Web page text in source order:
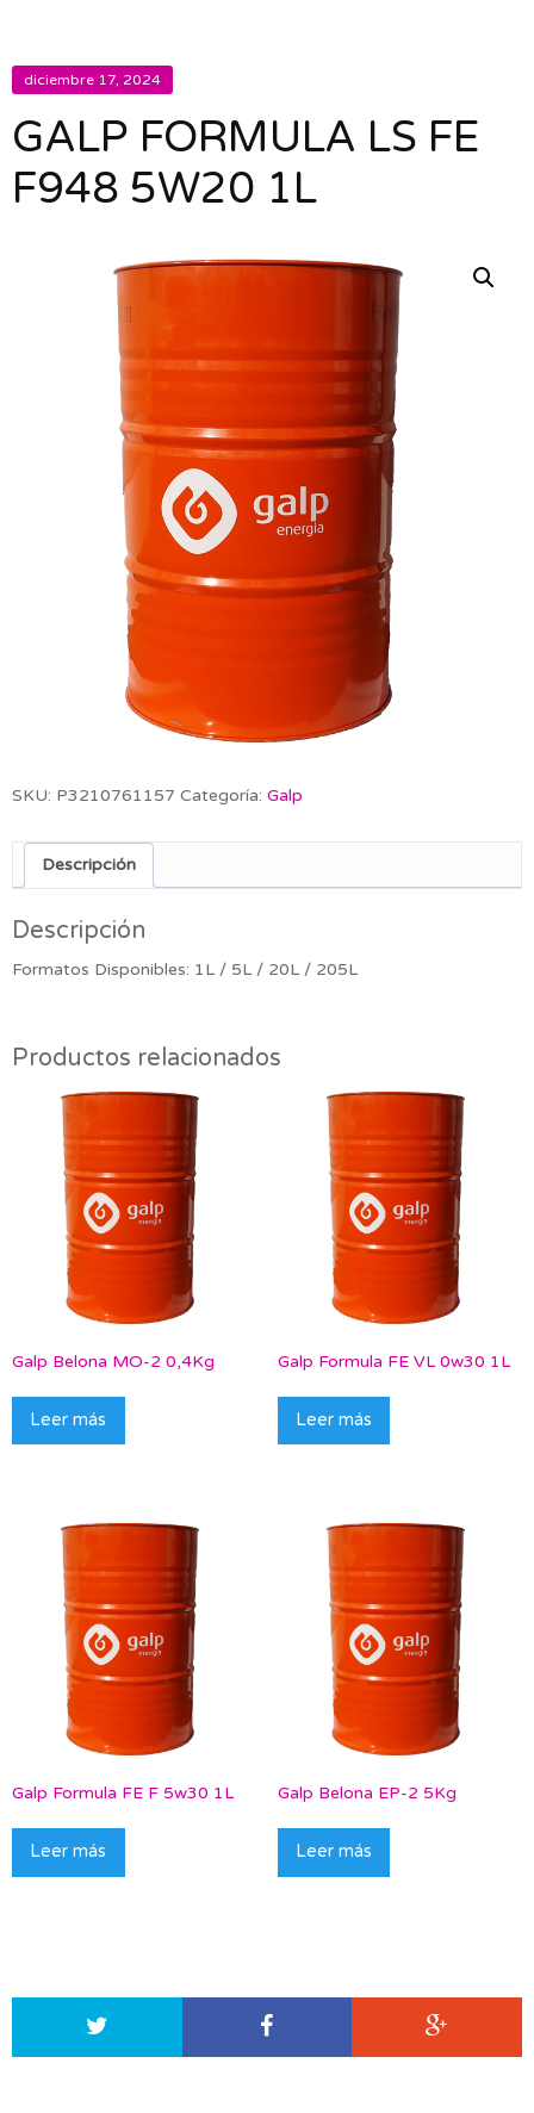
diciembre 17, 2024
GALP FORMULA LS FE
F948 5W20 1L
SKU: P3210761157 Categoría: Galp
Descripción
Descripción
Formatos Disponibles: 1L / 5L / 20L / 205L
Productos relacionados
Galp Belona MO-2 0,4Kg
Leer más
Galp Formula FE VL 0w30 1L
Leer más
Galp Formula FE F 5w30 1L
Leer más
Galp Belona EP-2 5Kg
Leer más